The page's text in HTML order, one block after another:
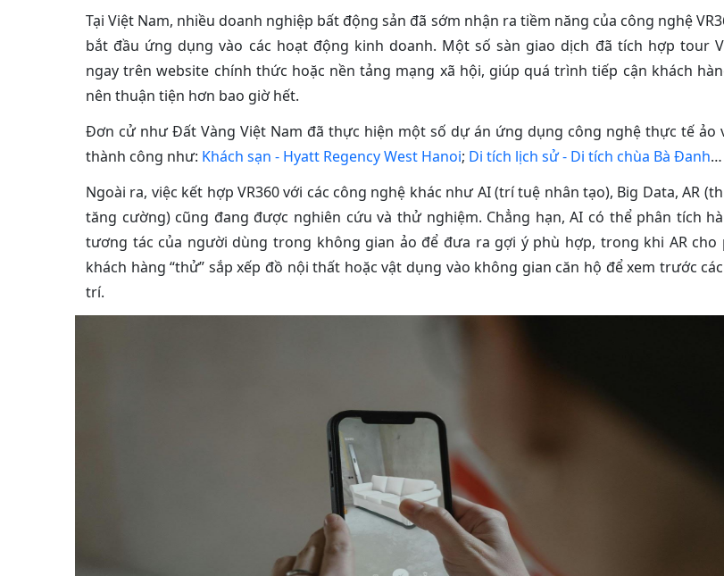
Tại Việt Nam, nhiều doanh nghiệp bất động sản đã sớm nhận ra tiềm năng của công nghệ
bắt đầu ứng dụng vào các hoạt động kinh doanh. Một số sàn giao dịch đã tích hợp tour
ngay trên website chính thức hoặc nền tảng mạng xã hội, giúp quá trình tiếp cận khách
nên thuận tiện hơn bao giờ hết.
Đơn cử như Đất Vàng Việt Nam đã thực hiện một số dự án ứng dụng công nghệ thực tế ảo
thành công như: Khách sạn - Hyatt Regency West Hanoi; Di tích lịch sử - Di tích chùa Bà Đanh…
Ngoài ra, việc kết hợp VR360 với các công nghệ khác như AI (trí tuệ nhân tạo), Big Data, AR
tăng cường) cũng đang được nghiên cứu và thử nghiệm. Chẳng hạn, AI có thể phân tích
tương tác của người dùng trong không gian ảo để đưa ra gợi ý phù hợp, trong khi AR cho
khách hàng “thử” sắp xếp đồ nội thất hoặc vật dụng vào không gian căn hộ để xem trước
trí.